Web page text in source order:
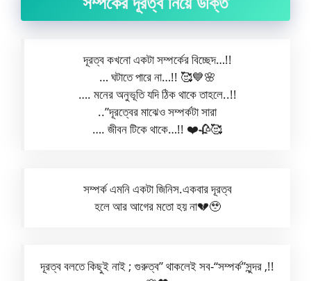
দূরত্ব কখনো একটা সম্পর্কের বিচ্ছেদ…!!
… ঘটাতে পারে না…!! 🥰💙🌸
…. মনের অনুভূতি যদি ঠিক থাকে তাহলে..!!
..”দূরত্বের মাঝেও সম্পর্কটা সারা
…. জীবন টিকে থাকে…!! ❤️🥀🥰
সম্পর্ক এমনি একটা জিনিস.একবার দূরত্ব
হলে আর আগের মতো হয় না💔🥹
দূরত্ব বলতে কিছুই নাই ; গুরুত্ব” থাকলেই সব-“সম্পর্ক”সুন্দর ,!!